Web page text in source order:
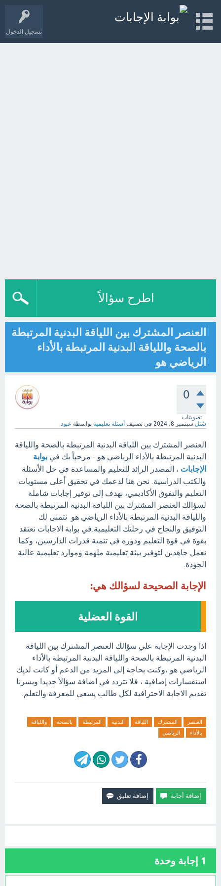
تسجيل الدخول
اطرح سؤالاً
العنصر المشترك بين اللياقة البدنية المرتبطة
بالصحة واللياقة البدنية المرتبطة بالأداء
الرياضي هو
0
تصويتات
سُئل سبتمبر 8، 2024 في تصنيف أسئلة تعليمية بواسطة عبود
العنصر المشترك بين اللياقة البدنية المرتبطة بالصحة واللياقة
البدنية المرتبطة بالأداء الرياضي هو - مرحباً بك في بوابة
الإجابات ، المصدر الرائد للتعليم والمساعدة في حل الأسئلة
والكتب الدراسية. نحن هنا لدعمك في تحقيق أعلى مستويات
التعليم والتفوق الأكاديمي، نهدف إلى توفير إجابات شاملة
لسؤالك العنصر المشترك بين اللياقة البدنية المرتبطة بالصحة
واللياقة البدنية المرتبطة بالأداء الرياضي هو نتمنى لك
التوفيق والنجاح في رحلتك التعليمية.في بوابة الاجابات نعتقد
بقوة في قوة التعليم ودوره في تنمية قدرات الدارسين، وكما
نعمل جاهدين لتوفير بيئة تعليمية ملهمة وموارد تعليمية عالية
الجودة.
الإجابة الصحيحة لسؤالك هي:
القوة العضلية
اذا وجدت الإجابة علي سؤالك العنصر المشترك بين اللياقة
البدنية المرتبطة بالصحة واللياقة البدنية المرتبطة بالأداء
الرياضي هو ،وكنت بحاجة إلى المزيد من الدعم أو كانت لديك
استفسارات إضافية ، فلا تتردد في اضافة سؤالاً جديدا ويسرنا
تقديم الاجابة الاحترافية لكل طالب يسعى للمعرفة والتعلم.
العنصر المشترك اللياقة البدنية المرتبطة بالصحة
واللياقة
بالأداء
الرياضي
1 إجابة وحدة